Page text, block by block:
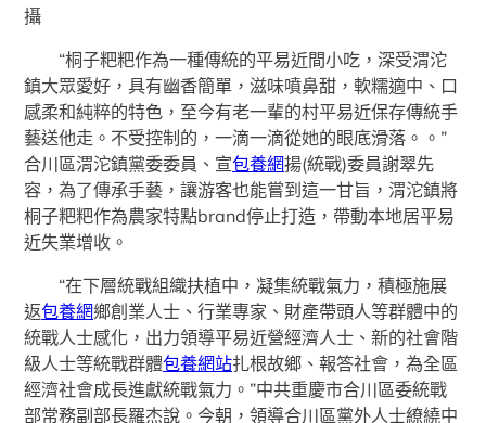
攝
“桐子粑粑作為一種傳統的平易近間小吃，深受渭沱
鎮大眾愛好，具有幽香簡單，滋味噴鼻甜，軟糯適中、口
感柔和純粹的特色，至今有老一輩的村平易近保存傳統手
藝送他走。不受控制的，一滴一滴從她的眼底滑落。。”
合川區渭沱鎮黨委委員、宣包養網揚(統戰)委員謝翠先
容，為了傳承手藝，讓游客也能嘗到這一甘旨，渭沱鎮將
桐子粑粑作為農家特點brand停止打造，帶動本地居平易
近失業增收。
“在下層統戰組織扶植中，凝集統戰氣力，積極施展
返包養網鄉創業人士、行業專家、財產帶頭人等群體中的
統戰人士感化，出力領導平易近營經濟人士、新的社會階
級人士等統戰群體包養網站扎根故鄉、報答社會，為全區
經濟社會成長進獻統戰氣力。”中共重慶市合川區委統戰
部常務副部長羅杰說。今朝，領導合川區黨外人士繚繞中